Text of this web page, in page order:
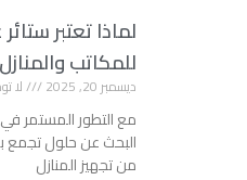
لماذا تعتبر
للمكاتب
ديسمبر 20, 2025 لا
مع التطور المستمر في
البحث عن حلول تجمع
من تجهيز المنازل